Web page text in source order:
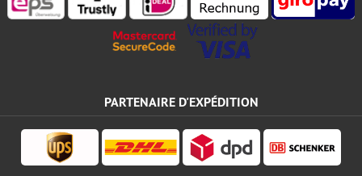
PARTENAIRE D'EXPÉDITION